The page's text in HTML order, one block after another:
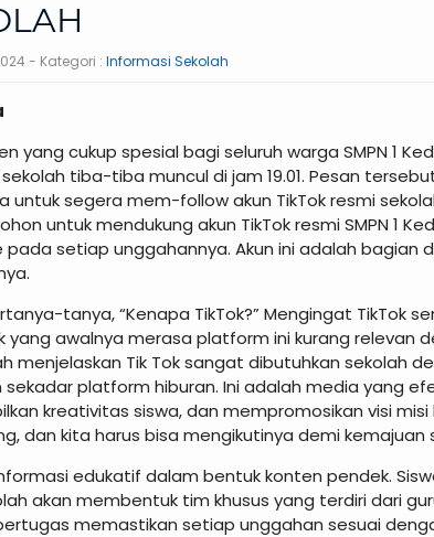
- Kategori : Informasi Sekolah
yang cukup spesial bagi seluruh warga SMPN 1
tiba-tiba muncul di jam 19.01. Pesan
untuk segera mem-follow akun TikTok resmi
untuk mendukung akun TikTok resmi SMPN 1
pada setiap unggahannya. Akun ini adalah bagian
tanya, “Kenapa TikTok?” Mengingat TikTok
yang awalnya merasa platform ini kurang relevan
menjelaskan Tik Tok sangat dibutuhkan sekolah
sekadar platform hiburan. Ini adalah media yang
kreativitas siswa, dan mempromosikan visi
dan kita harus bisa mengikutinya demi kemajuan
edukatif dalam bentuk konten pendek.
akan membentuk tim khusus yang terdiri dari
memastikan setiap unggahan sesuai